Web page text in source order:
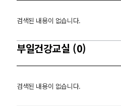
검색된 내용이 없습니다.
부일건강교실 (0)
검색된 내용이 없습니다.